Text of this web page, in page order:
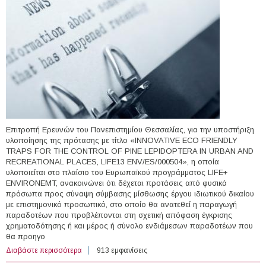
Επιτροπή Ερευνών του Πανεπιστημίου Θεσσαλίας, για την υποστήριξη
υλοποίησης της πρότασης με τίτλο «INNOVATIVE ECO FRIENDLY
TRAPS FOR THE CONTROL OF PINE LEPIDOPTERA IN URBAN AND
RECREATIONAL PLACES, LIFE13 ENV/ES/000504», η οποία
υλοποιείται στο πλαίσιο του Ευρωπαϊκού προγράμματος LIFE+
ENVIRONEMT, ανακοινώνει ότι δέχεται προτάσεις από φυσικά
πρόσωπα προς σύναψη σύμβασης μίσθωσης έργου ιδιωτικού δικαίου
με επιστημονικό προσωπικό, στο οποίο θα ανατεθεί η παραγωγή
παραδοτέων που προβλέπονται στη σχετική απόφαση έγκρισης
χρηματοδότησης ή και μέρος ή σύνολο ενδιάμεσων παραδοτέων που
θα προηγο
Διαβάστε περισσότερα για 1 άτομο με Σύμβαση Μίσθωσης Έργου στο
Πανεπιστήμιο Θεσσαλίας
913 εμφανίσεις